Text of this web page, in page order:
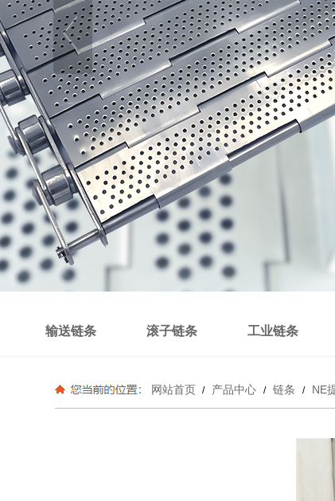
输送链条 滚子链条 工业链条
网站首页 / 产品中心 / 链条 / NE